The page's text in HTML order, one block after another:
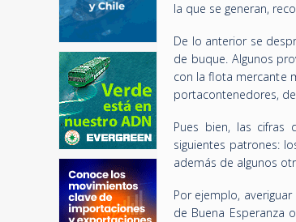
la que se generan,
De lo anterior se
de buque. Algunos
con la flota mercante
portacontenedores,
Pues bien, las cifras
siguientes patrones:
además de algunos
Por ejemplo,
de Buena Esperanza